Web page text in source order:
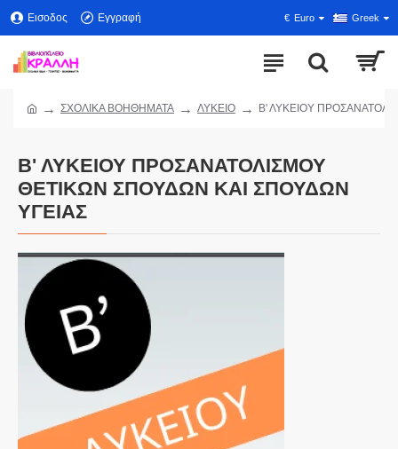
Εισοδος Εγγραφή € Euro Greek
ΣΧΟΛΙΚΑ ΒΟΗΘΗΜΑΤΑ ΛΥΚΕΙΟ Β' ΛΥΚΕΙΟΥ
Β' ΛΥΚΕΙΟΥ ΠΡΟΣΑΝΑΤΟΛΙΣΜΟΥ
ΘΕΤΙΚΩΝ ΣΠΟΥΔΩΝ ΚΑΙ ΣΠΟΥΔΩΝ
ΥΓΕΙΑΣ